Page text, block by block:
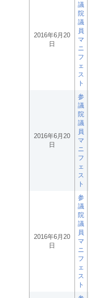
2016年6月20
日
議
院
議
員
マ
ニ
フ
ェ
ス
ト
2016年6月20
日
参
議
院
議
員
マ
ニ
フ
ェ
ス
ト
2016年6月20
日
参
議
院
議
員
マ
ニ
フ
ェ
ス
ト